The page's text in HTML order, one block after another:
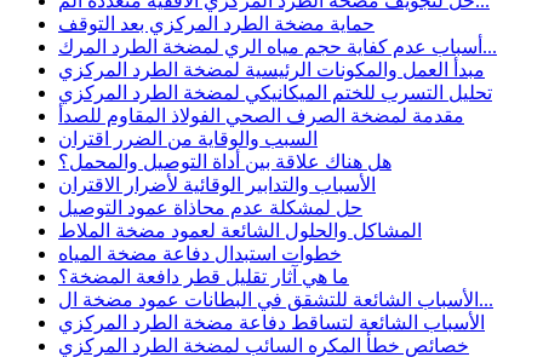
حماية مضخة الطرد المركزي بعد التوقف
أسباب عدم كفاية حجم مياه الري لمضخة الطرد المرك...
مبدأ العمل والمكونات الرئيسية لمضخة الطرد المركزي
تحليل التسرب للختم الميكانيكي لمضخة الطرد المركزي
مقدمة لمضخة الصرف الصحي الفولاذ المقاوم للصدأ
السبب والوقاية من الضرر اقتران
هل هناك علاقة بين أداة التوصيل والمحمل؟
الأسباب والتدابير الوقائية لأضرار الاقتران
حل لمشكلة عدم محاذاة عمود التوصيل
المشاكل والحلول الشائعة لعمود مضخة الملاط
خطوات استبدال دفاعة مضخة المياه
ما هي آثار تقليل قطر دافعة المضخة؟
الأسباب الشائعة للتشقق في البطانات عمود مضخة ال...
الأسباب الشائعة لتساقط دفاعة مضخة الطرد المركزي
خصائص خطأ المكره السائب لمضخة الطرد المركزي